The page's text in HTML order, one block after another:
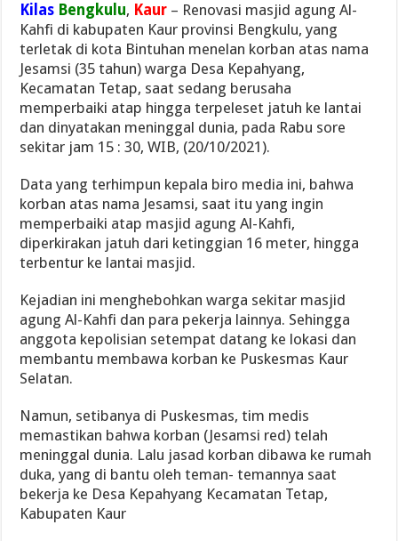
Kilas Bengkulu, Kaur – Renovasi masjid agung Al-
Kahfi di kabupaten Kaur provinsi Bengkulu, yang
terletak di kota Bintuhan menelan korban atas nama
Jesamsi (35 tahun) warga Desa Kepahyang,
Kecamatan Tetap, saat sedang berusaha
memperbaiki atap hingga terpeleset jatuh ke lantai
dan dinyatakan meninggal dunia, pada Rabu sore
sekitar jam 15 : 30, WIB, (20/10/2021).
Data yang terhimpun kepala biro media ini, bahwa
korban atas nama Jesamsi, saat itu yang ingin
memperbaiki atap masjid agung Al-Kahfi,
diperkirakan jatuh dari ketinggian 16 meter, hingga
terbentur ke lantai masjid.
Kejadian ini menghebohkan warga sekitar masjid
agung Al-Kahfi dan para pekerja lainnya. Sehingga
anggota kepolisian setempat datang ke lokasi dan
membantu membawa korban ke Puskesmas Kaur
Selatan.
Namun, setibanya di Puskesmas, tim medis
memastikan bahwa korban (Jesamsi red) telah
meninggal dunia. Lalu jasad korban dibawa ke rumah
duka, yang di bantu oleh teman- temannya saat
bekerja ke Desa Kepahyang Kecamatan Tetap,
Kabupaten Kaur